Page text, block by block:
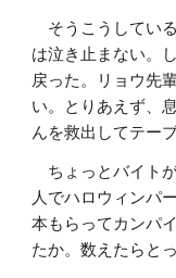
そうこうしてい
は泣き止まない。
戻った。リョウ先
い。とりあえず、
んを救出してテー
ちょっとバイト
人でハロウィンパ
本もらってカンパ
たか。数えたらと